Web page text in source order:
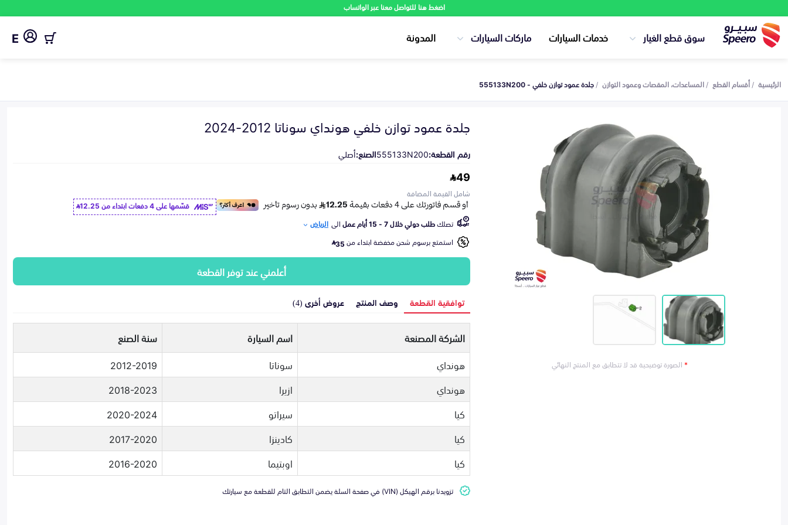
اضغط هنا للتواصل معنا عبر الواتساب
سوق قطع الغيار خدمات السيارات ماركات السيارات المدونة E
الرئيسية أقسام القطع المساعدات، المقصات وعمود التوازن جلدة عمود توازن خلفي - 555133N200
*الصورة توضيحية قد لا تتطابق مع المنتج النهائي
جلدة عمود توازن خلفي هونداي سوناتا 2012-2024
رقم القطعة:555133N200الصنع:أصلي
49
شامل القيمة المضافة
قسّمها على 4 دفعات ابتداء من
12.25
تصلكطلب دولي خلال 7 - 15 أيام عمل الى الرياض
استمتع برسوم شحن مخفضة ابتداء من35
أعلمني عند توفر القطعة
توافقية القطعة وصف المنتج عروض أخرى (4)
الشركة المصنعة اسم السيارة
سنة الصنع
هونداي
سوناتا
2012-2019
هونداي
ازيرا
2018-2023
كيا
سيراتو
2020-2024
كيا
كادينزا
2017-2020
كيا
اوبتيما 2016-2020
تزويدنا برقم الهيكل (VIN) في صفحة السلة يضمن التطابق التام للقطعة مع سيارتك